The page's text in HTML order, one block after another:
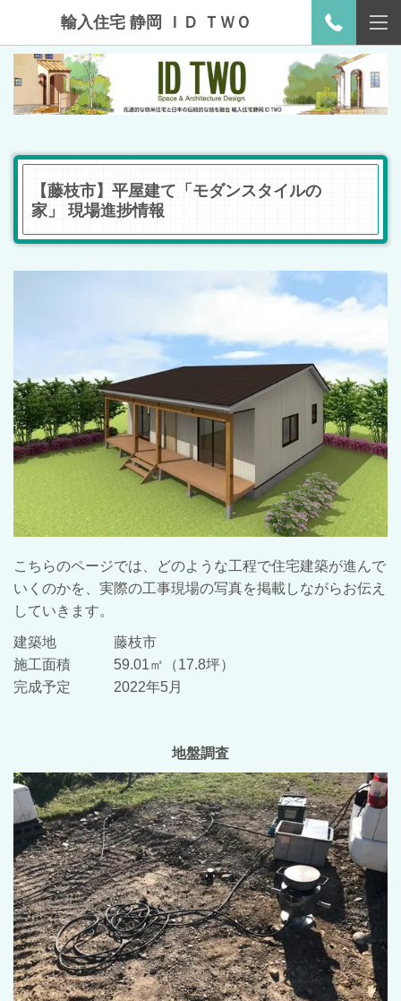
輸入住宅 静岡 ＩＤ ＴＷＯ
【藤枝市】平屋建て「モダンスタイルの
家」 現場進捗情報
こちらのページでは、どのような工程で住宅建築が進んで
いくのかを、実際の工事現場の写真を掲載しながらお伝え
していきます。
建築地 藤枝市
施工面積 59.01㎡（17.8坪）
完成予定 2022年5月
地盤調査